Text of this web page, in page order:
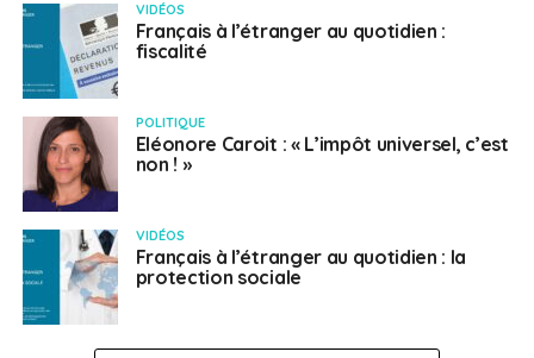
VIDÉOS
Français à l’étranger au quotidien :
fiscalité
POLITIQUE
Eléonore Caroit : « L’impôt universel, c’est
non ! »
VIDÉOS
Français à l’étranger au quotidien : la
protection sociale